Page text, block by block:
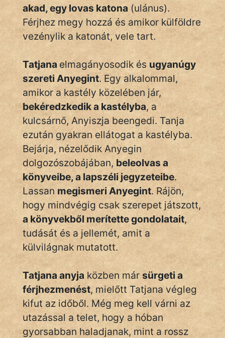
akad, egy lovas katona (ulánus).
Férjhez megy hozzá és amikor külföldre
vezénylik a katonát, vele tart.
Tatjana elmagányosodik és ugyanúgy
szereti Anyegint. Egy alkalommal,
amikor a kastély közelében jár,
bekéredzkedik a kastélyba, a
kulcsárnő, Anyiszja beengedi. Tanja
ezután gyakran ellátogat a kastélyba.
Bejárja, nézelődik Anyegin
dolgozószobájában, beleolvas a
könyveibe, a lapszéli jegyzeteibe.
Lassan megismeri Anyegint. Rájön,
hogy mindvégig csak szerepet játszott,
a könyvekből merítette gondolatait,
tudását és a jellemét, amit a
külvilágnak mutatott.
Tatjana anyja közben már sürgeti a
férjhezmenést, mielőtt Tatjana végleg
kifut az időből. Még meg kell várni az
utazással a telet, hogy a hóban
gyorsabban haladjanak, mint a rossz